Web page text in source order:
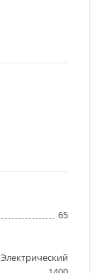
65
Электрический